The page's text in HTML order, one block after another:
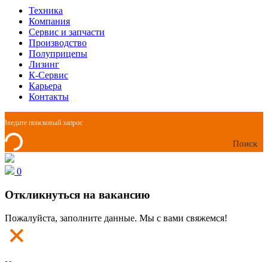
Техника
Компания
Сервис и запчасти
Производство
Полуприцепы
Лизинг
К-Сервис
Карьера
Контакты
Поиск
0
Откликнуться на вакансию
Пожалуйста, заполните данные. Мы с вами свяжемся!